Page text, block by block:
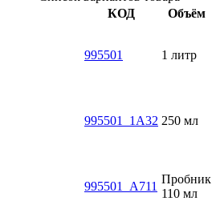
КОД
Объём
995501 1 литр
995501_1A32 250 мл
995501_A711
Пробник
110 мл